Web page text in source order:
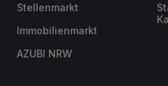
Stellenmarkt
Immobilienmarkt
AZUBI NRW